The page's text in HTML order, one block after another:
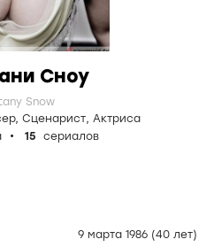
Сноу
Snow
, Сценарист, Актриса
15 сериалов
9 марта 1986 (40 лет)